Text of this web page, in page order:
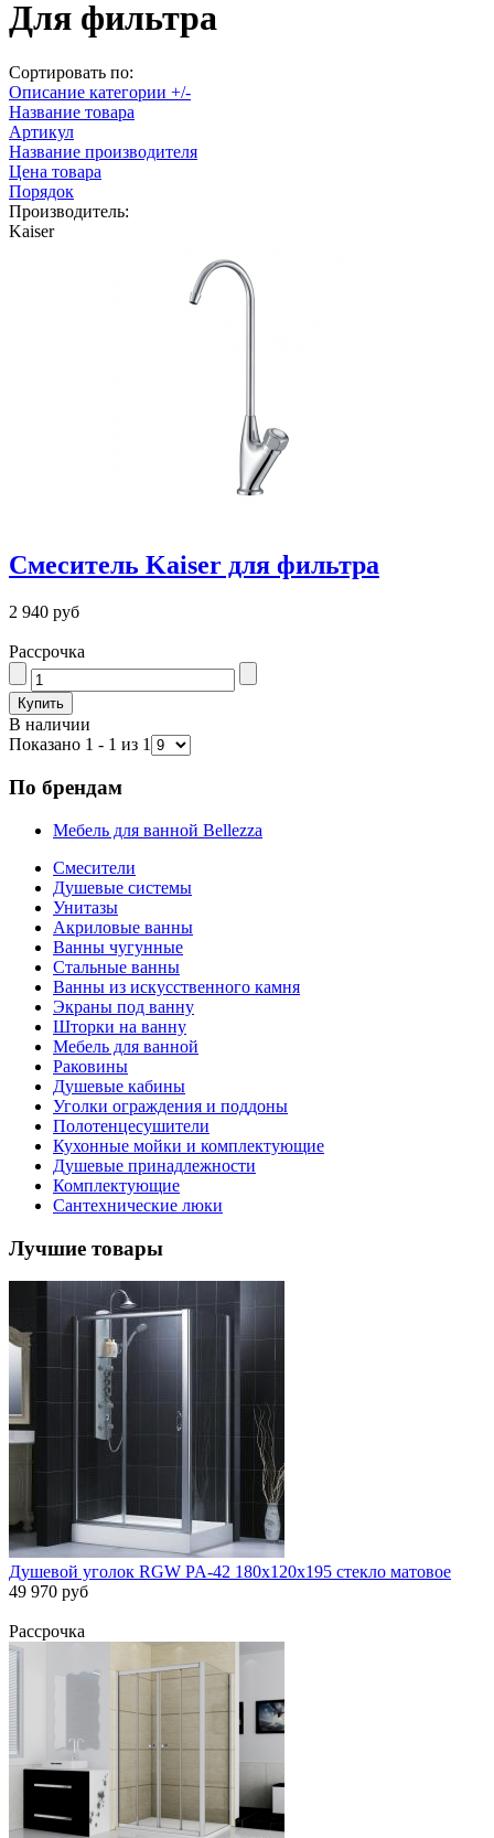
Для фильтра
Сортировать по:
Описание категории +/-
Название товара
Артикул
Название производителя
Цена товара
Порядок
Производитель:
Kaiser
Смеситель Kaiser для фильтра
2 940 руб
Рассрочка
В наличии
Показано 1 - 1 из 1
По брендам
Мебель для ванной Bellezza
Смесители
Душевые системы
Унитазы
Акриловые ванны
Ванны чугунные
Стальные ванны
Ванны из искусственного камня
Экраны под ванну
Шторки на ванну
Мебель для ванной
Раковины
Душевые кабины
Уголки ограждения и поддоны
Полотенцесушители
Кухонные мойки и комплектующие
Душевые принадлежности
Комплектующие
Сантехнические люки
Лучшие товары
Душевой уголок RGW PA-42 180х120х195 стекло матовое
49 970 руб
Рассрочка